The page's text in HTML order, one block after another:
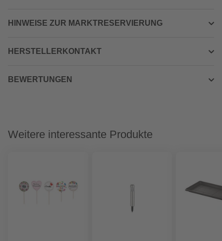
HINWEISE ZUR MARKTRESERVIERUNG
HERSTELLERKONTAKT
BEWERTUNGEN
Weitere interessante Produkte